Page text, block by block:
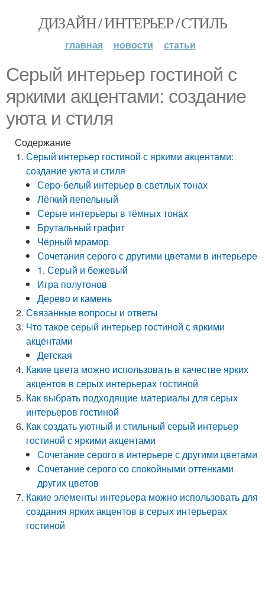
ДИЗАЙН / ИНТЕРЬЕР / СТИЛЬ
главная новости статьи
Серый интерьер гостиной с
яркими акцентами: создание
уюта и стиля
Содержание
Серый интерьер гостиной с яркими акцентами:
создание уюта и стиля
Серо-белый интерьер в светлых тонах
Лёгкий пепельный
Серые интерьеры в тёмных тонах
Брутальный графит
Чёрный мрамор
Сочетания серого с другими цветами в интерьере
1. Серый и бежевый
Игра полутонов
Дерево и камень
Связанные вопросы и ответы
Что такое серый интерьер гостиной с яркими
акцентами
Детская
Какие цвета можно использовать в качестве ярких
акцентов в серых интерьерах гостиной
Как выбрать подходящие материалы для серых
интерьеров гостиной
Как создать уютный и стильный серый интерьер
гостиной с яркими акцентами
Сочетание серого в интерьере с другими цветами
Сочетание серого со спокойными оттенками
других цветов
Какие элементы интерьера можно использовать для
создания ярких акцентов в серых интерьерах
гостиной